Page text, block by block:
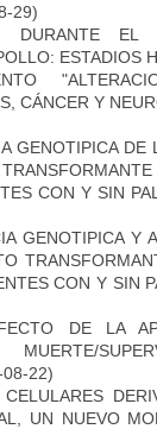
29)
DURANTE EL
ESTADIOS
CÁNCER Y
GENOTIPICA
CON Y SIN
GENOTIPICA Y
CON Y SIN
DE LA
22)
UN NUEVO